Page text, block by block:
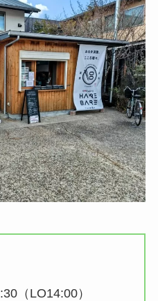
（LO14:00）